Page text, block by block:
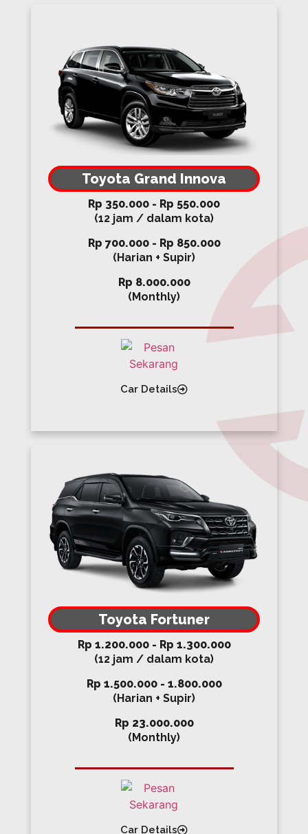
Toyota Grand Innova
Rp 350.000 - Rp 550.000
(12 jam / dalam kota)
Rp 700.000 - Rp 850.000
(Harian + Supir)
Rp 8.000.000
(Monthly)
Car Details
Toyota Fortuner
Rp 1.200.000 - Rp 1.300.000
(12 jam / dalam kota)
Rp 1.500.000 - 1.800.000
(Harian + Supir)
Rp 23.000.000
(Monthly)
Car Details